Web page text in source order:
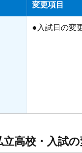
変更項目
●入試日の変
高校・入試